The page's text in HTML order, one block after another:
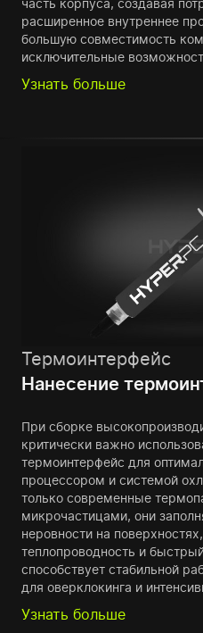
расширенное внутреннее
большую совместимость
исключительные
Узнать больше
Термоинтерфейс
Нанесение
При сборке
критически важно
термоинтерфейс для
процессором и системой
только современные
микрочастицами, они
неровности на
теплопроводность и
способствует стабильной
для оверклокинга и
Узнать больше